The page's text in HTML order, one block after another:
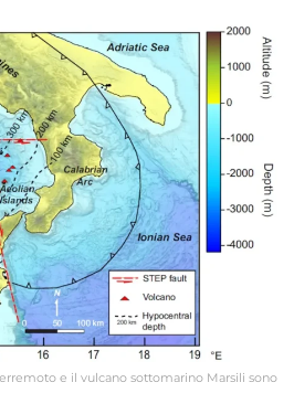
e il vulcano sottomarino Marsili sono